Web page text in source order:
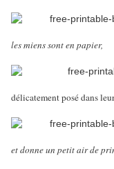
les miens sont en papier,
délicatement posé dans
et donne un petit air de